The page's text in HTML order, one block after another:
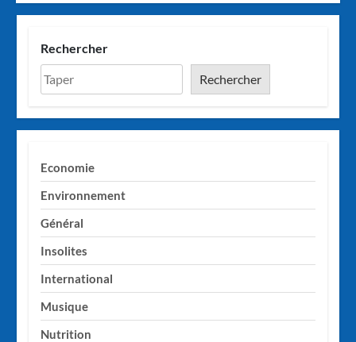
Rechercher
Rechercher
Economie
Environnement
Général
Insolites
International
Musique
Nutrition